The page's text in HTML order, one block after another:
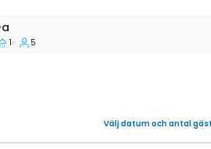
Hvar A-22494-a
1 5
Välj datum och antal